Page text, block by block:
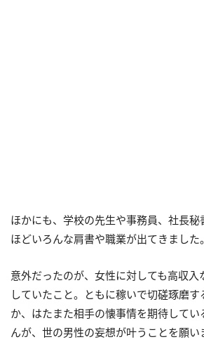
ほかにも、学校の先生や事務員、社長秘
ほどいろんな肩書や職業が出てきました。
意外だったのが、女性に対しても高収入
していたこと。ともに稼いで切磋琢磨
か、はたまた相手の懐事情を期待してい
んが、世の男性の妄想が叶うことを願い